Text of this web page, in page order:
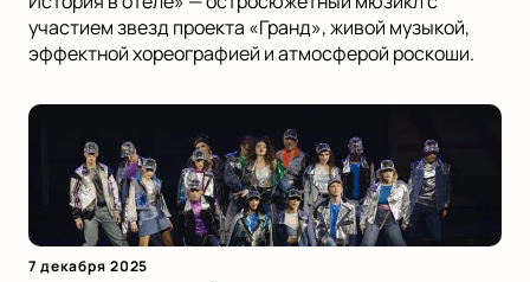
участием звезд проекта «Гранд», живой музыкой,
эффектной хореографией и атмосферой роскоши.
7 декабря 2025